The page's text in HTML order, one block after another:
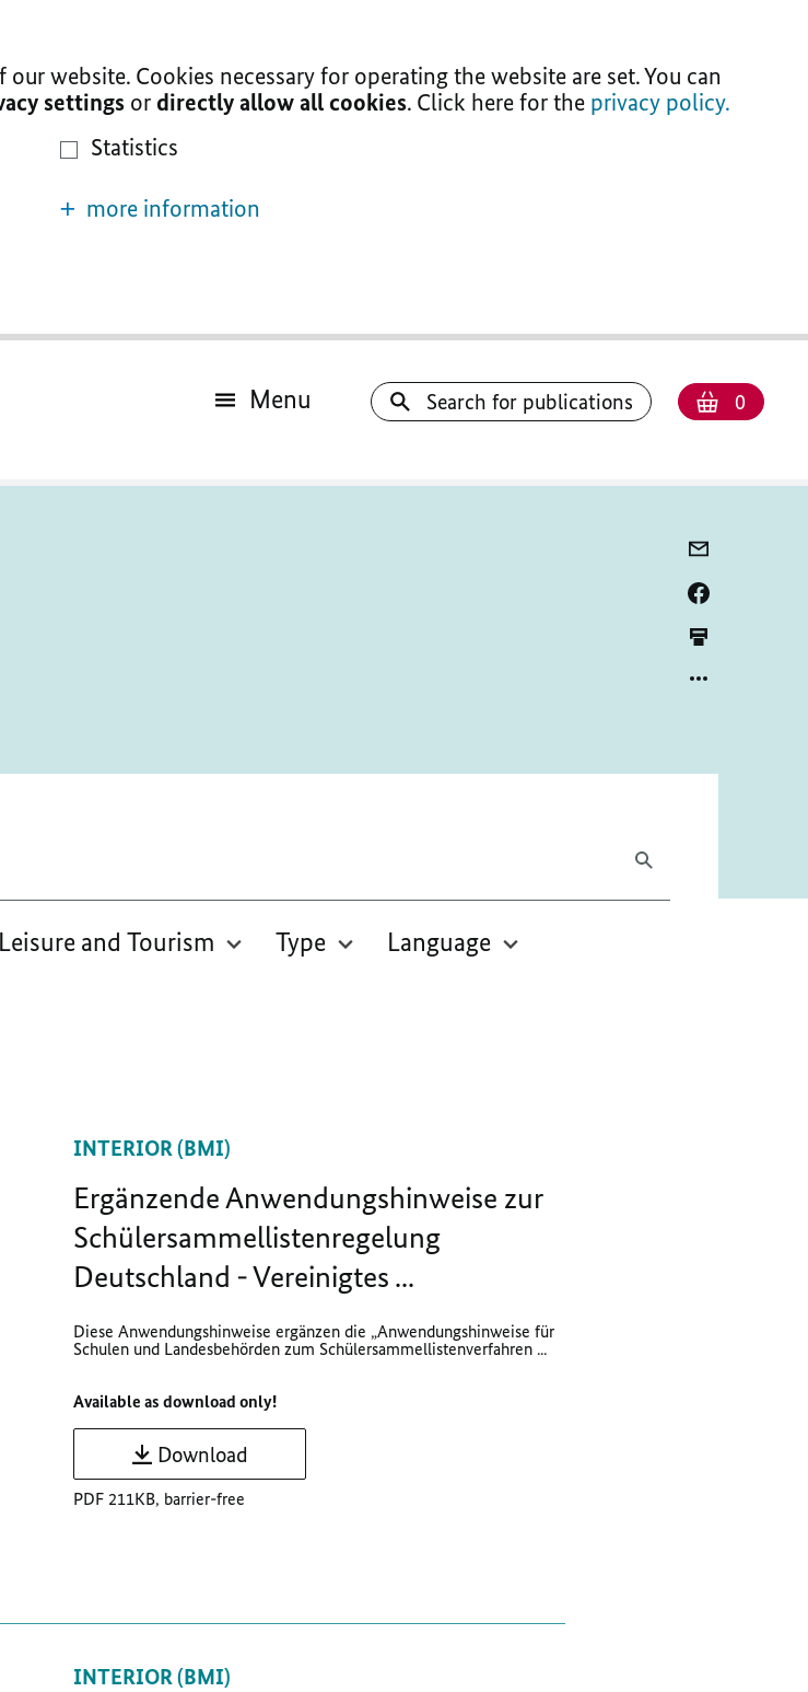
website. Cookies necessary for operating the website are set. You can
settingsor directly allow all cookies. Click here for the privacy policy.
Statistics
more information
Menu Search for publications
basket
Number
0
and Tourism Type
Language
INTERIOR (BMI)
Ergänzende Anwendungshinweise zur
Schüler­sammel­listen­regelung
Deutschland - Vereinigtes ...
Diese Anwendungshinweise ergänzen die „Anwendungshinweise für
Schulen und Landesbehörden zum Schülersammellistenverfahren ...
Available as download only!
Download
PDF 211KB, barrier-free
INTERIOR (BMI)